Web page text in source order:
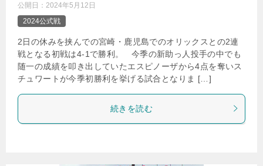
公開日： 2024年5月12日
2024公式戦
2日の休みを挟んでの宮崎・鹿児島でのオリックスとの2連
戦となる初戦は4-1で勝利。 今季の新助っ人投手の中でも
随一の成績を叩き出していたエスピノーザから4点を奪いス
チュワートが今季初勝利を挙げる試合となりま […]
続きを読む